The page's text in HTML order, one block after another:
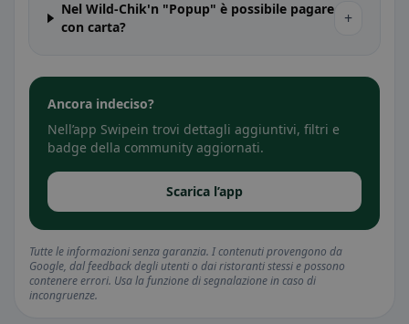
Nel Wild-Chik'n "Popup" è possibile pagare
con carta?
+
Ancora indeciso?
Nell’app Swipein trovi dettagli aggiuntivi, filtri e
badge della community aggiornati.
Scarica l’app
Tutte le informazioni senza garanzia. I contenuti provengono da
Google, dal feedback degli utenti o dai ristoranti stessi e possono
contenere errori. Usa la funzione di segnalazione in caso di
incongruenze.